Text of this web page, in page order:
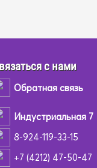
с нами
Обратная связь
Индустриальная 7
8-924-119-33-15
+7 (4212) 47-50-47